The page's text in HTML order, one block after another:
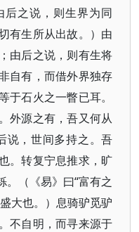
之说，则生界为同
有生所从出故。）由
由后之说，则有生将
自有，而借外界独存
于石火之一瞥已耳。
外源之有，吾又何从
说，世间多持之。吾
。转复宁息推求，旷
（《易》曰“富有之
大也。）息骑驴觅驴
不自明，而寻来源于